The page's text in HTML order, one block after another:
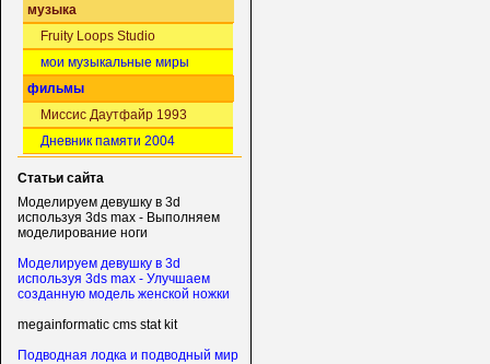
музыка
Fruity Loops Studio
мои музыкальные миры
фильмы
Миссис Даутфайр 1993
Дневник памяти 2004
Статьи сайта
Моделируем девушку в 3d
используя 3ds max - Выполняем
моделирование ноги
Моделируем девушку в 3d
используя 3ds max - Улучшаем
созданную модель женской ножки
megainformatic cms stat kit
Подводная лодка и подводный мир